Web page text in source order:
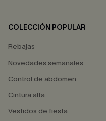
COLECCIÓN POPULAR
Rebajas
Novedades semanales
Control de abdomen
Cintura alta
Vestidos de fiesta